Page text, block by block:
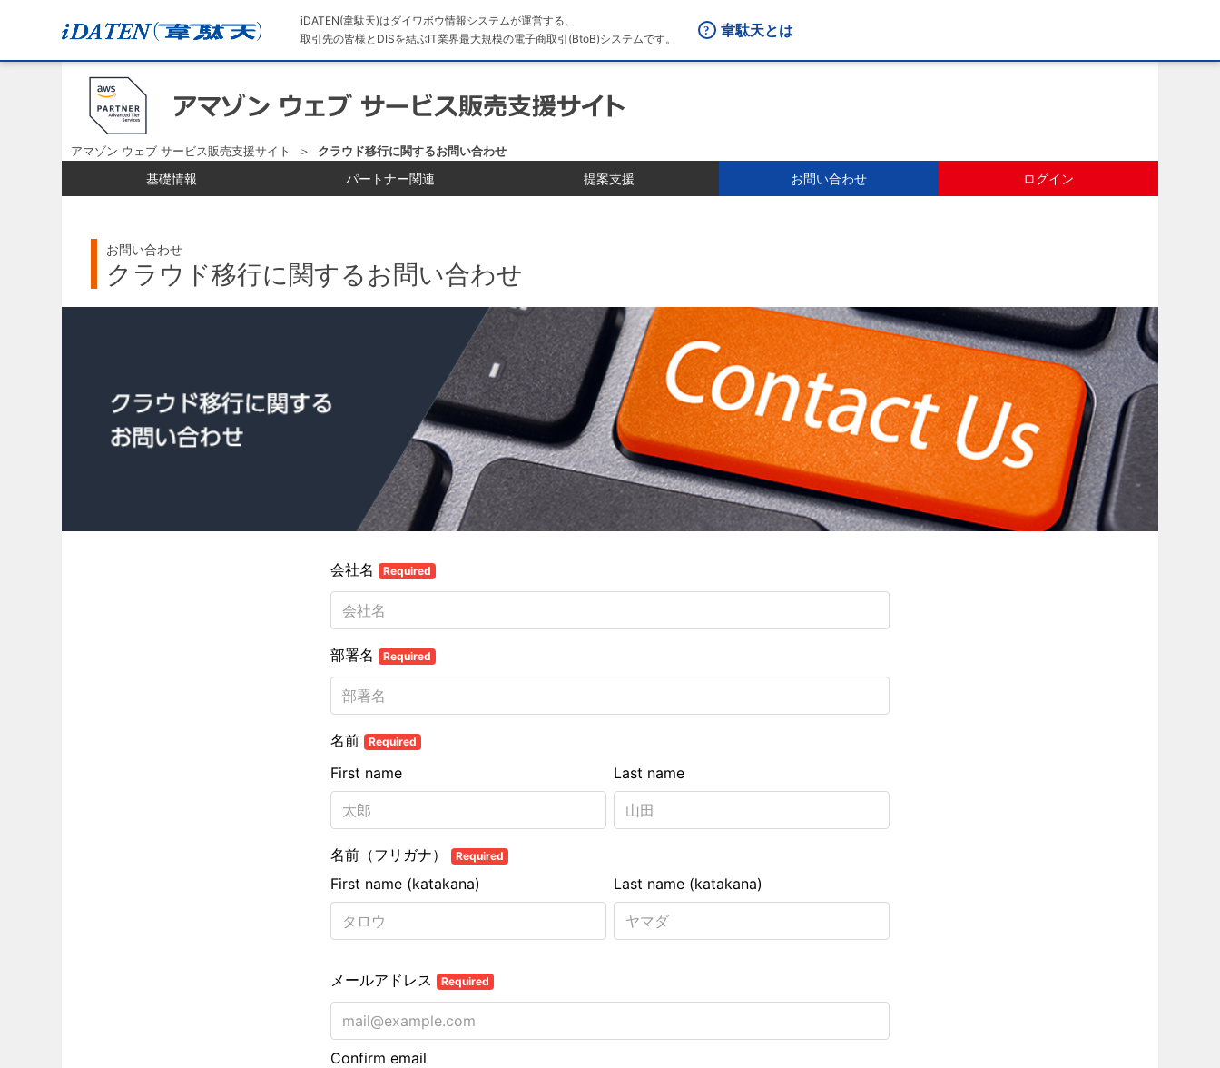
iDATEN(韋駄天)はダイワボウ情報システムが運営する、
取引先の皆様とDISを結ぶIT業界最大規模の電子商取引(BtoB)システムです。
韋駄天とは
アマゾン ウェブ サービス販売支援サイト クラウド移行に関するお問い合わせ
基礎情報 パートナー関連 提案支援 お問い合わせ ログイン
お問い合わせ
クラウド移行に関するお問い合わせ